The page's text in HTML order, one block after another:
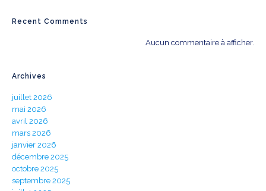
Recent Comments
Aucun commentaire à afficher.
Archives
juillet 2026
mai 2026
avril 2026
mars 2026
janvier 2026
décembre 2025
octobre 2025
septembre 2025